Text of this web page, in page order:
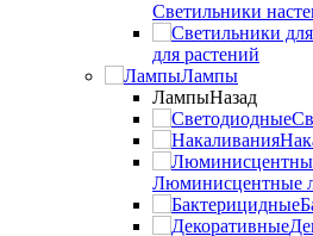
Светильники
для растений
Лампы
ЛампыНазад
Люминисцентные